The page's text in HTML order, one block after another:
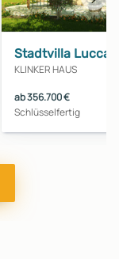
Stadtvilla Lucca
KLINKER HAUS
ab 356.700 €
Schlüsselfertig
Haus